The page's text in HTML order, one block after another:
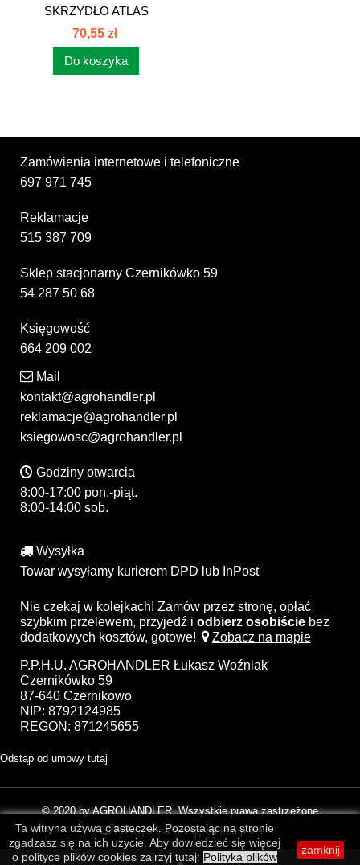
Ta witryna używa ciasteczek. Pozostając na stronie
zgadzasz się na ich użycie. Aby dowiedzieć się więcej
o polityce plików cookies zajrzyj tutaj: Polityka plików
zamknij
SKRZYDŁO ATLAS
zamiennik...
70,55 zł
Do koszyka
Zamówienia internetowe i telefoniczne
697 971 745
Reklamacje
515 387 709
Sklep stacjonarny Czernikówko 59
54 287 50 68
Księgowość
664 209 002
Mail
kontakt@agrohandler.pl
reklamacje@agrohandler.pl
ksiegowosc@agrohandler.pl
Godziny otwarcia
8:00-17:00 pon.-piąt.
8:00-14:00 sob.
Wysyłka
Towar wysyłamy kurierem DPD lub InPost
Nie czekaj w kolejkach! Zamów przez stronę, opłać
szybkim przelewem, przyjedź i odbierz osobiście bez
dodatkowych kosztów, gotowe!
Zobacz na mapie
P.P.H.U. AGROHANDLER Łukasz Woźniak
Czernikówko 59
87-640 Czernikowo
NIP: 8792124985
REGON: 871245655
Odstąp od umowy tutaj
© 2020 by AGROHANDLER. Wszystkie prawa zastrzeżone
Przełącz na wersję na komputer